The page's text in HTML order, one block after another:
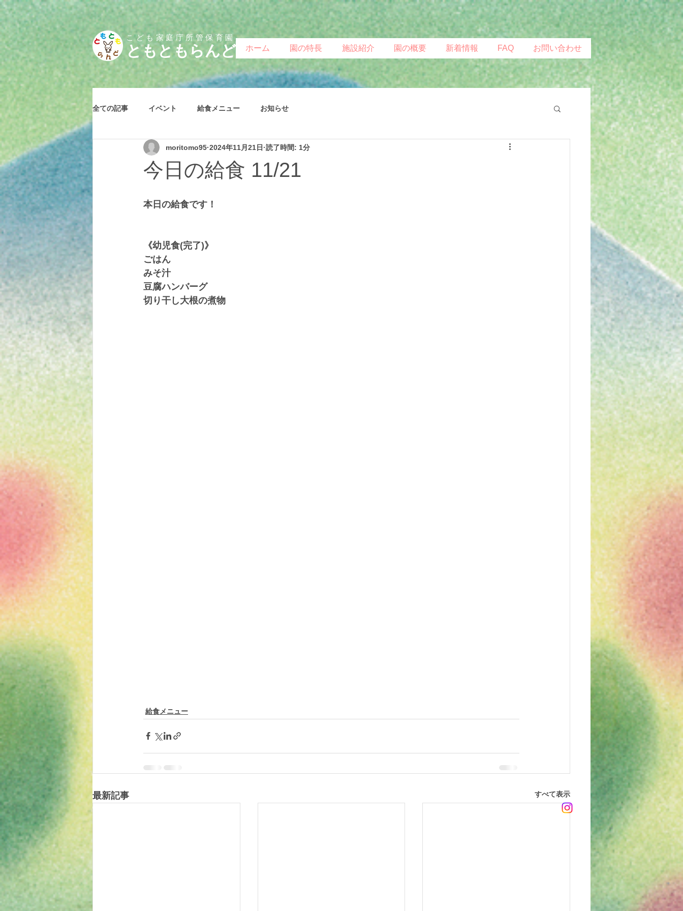
こども家庭庁所管保育園
とも ともらんど ホーム 園の特長 施設紹介 園の概要 新着情報 FAQ お問い合わせ
全ての記事 イベント 給食メニュー お知らせ
今日の給食 11/21
moritomo95 2024年11月21日 読了時間: 1分
本日の給食です！
《幼児食(完了)》
ごはん
みそ汁
豆腐ハンバーグ
切り干し大根の煮物
給食メニュー
最新記事 すべて表示